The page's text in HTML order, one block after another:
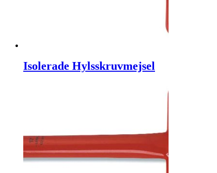
Isolerade Hylsskruvmejsel